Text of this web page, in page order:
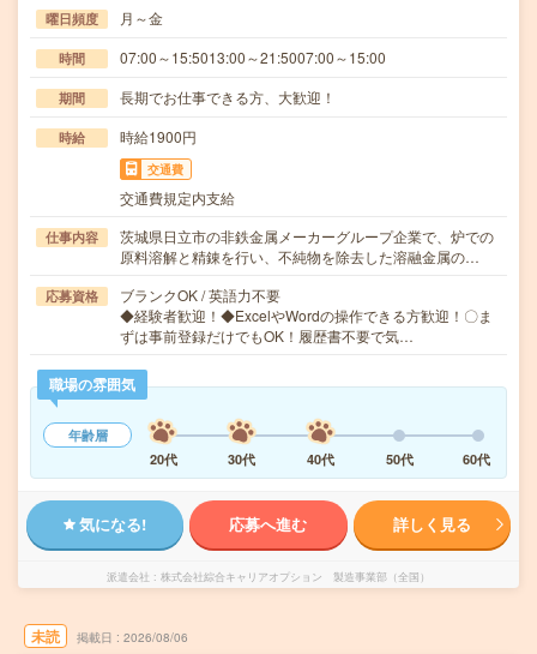
曜日頻度 月～金
時間 07:00～15:5013:00～21:5007:00～15:00
期間 長期でお仕事できる方、大歓迎！
時給 時給1900円
交通費
交通費規定内支給
仕事内容
茨城県日立市の非鉄金属メーカーグループ企業で、炉での
原料溶解と精錬を行い、不純物を除去した溶融金属の…
応募資格
ブランクOK / 英語力不要
◆経験者歓迎！◆ExcelやWordの操作できる方歓迎！〇ま
ずは事前登録だけでもOK！履歴書不要で気…
職場の雰囲気
年齢層
20代
30代 40代 50代 60代
気になる! 応募へ進む 詳しく見る
派遣会社 株式会社綜合キャリアオプション 製造事業部（全国）
未読 掲載日 2026/08/06